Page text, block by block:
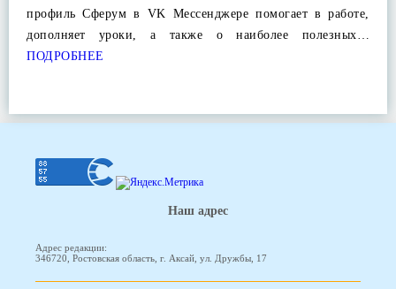
профиль Сферум в VK Мессенджере помогает в работе,
дополняет уроки, а также о наиболее полезных…
ПОДРОБНЕЕ
Наш адрес
Адрес редакции:
346720, Ростовская область, г. Аксай, ул. Дружбы, 17